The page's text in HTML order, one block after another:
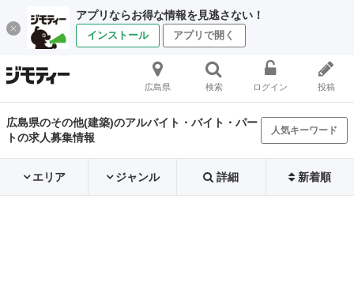
アプリならお得な情報を見逃さない！
インストール アプリで開く
広島県 検索 ログイン 投稿
広島県のその他(建築)のアルバイト・バイト・パー
トの求人募集情報
人気キーワード
エリア ジャンル 詳細 新着順